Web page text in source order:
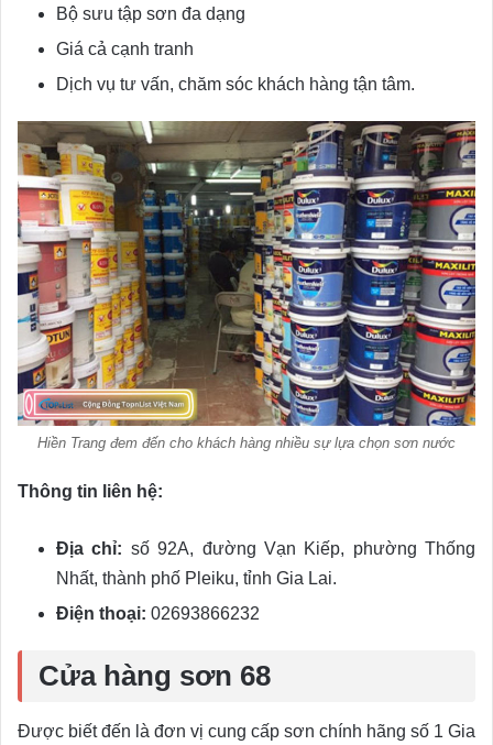
Bộ sưu tập sơn đa dạng
Giá cả cạnh tranh
Dịch vụ tư vấn, chăm sóc khách hàng tận tâm.
Hiền Trang đem đến cho khách hàng nhiều sự lựa chọn sơn nước
Thông tin liên hệ:
Địa chỉ: số 92A, đường Vạn Kiếp, phường Thống
Nhất, thành phố Pleiku, tỉnh Gia Lai.
Điện thoại: 02693866232
Cửa hàng sơn 68
Được biết đến là đơn vị cung cấp sơn chính hãng số 1 Gia